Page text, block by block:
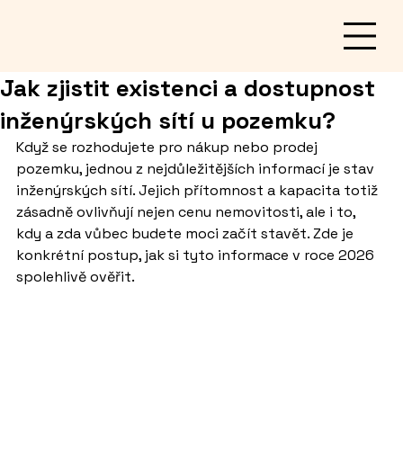
Jak zjistit existenci a dostupnost
inženýrských sítí u pozemku?
Když se rozhodujete pro nákup nebo prodej
pozemku, jednou z nejdůležitějších informací je stav
inženýrských sítí. Jejich přítomnost a kapacita totiž
zásadně ovlivňují nejen cenu nemovitosti, ale i to,
kdy a zda vůbec budete moci začít stavět. Zde je
konkrétní postup, jak si tyto informace v roce 2026
spolehlivě ověřit.